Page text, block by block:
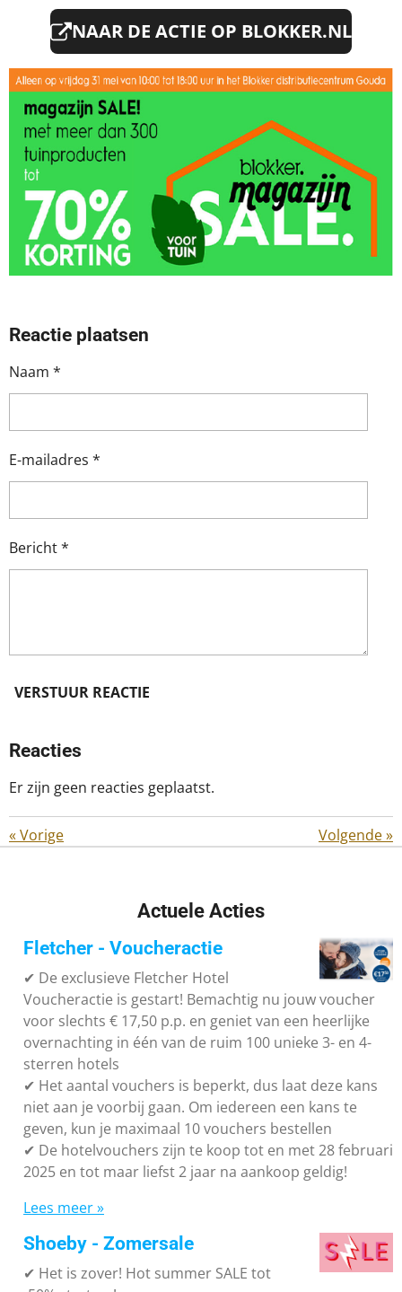
NAAR DE ACTIE OP BLOKKER.NL
Reactie plaatsen
Naam *
E-mailadres *
Bericht *
VERSTUUR REACTIE
Reacties
Er zijn geen reacties geplaatst.
«Vorige Volgende»
Actuele Acties
Fletcher - Voucheractie
✔ De exclusieve Fletcher Hotel
Voucheractie is gestart! Bemachtig nu jouw voucher
voor slechts € 17,50 p.p. en geniet van een heerlijke
overnachting in één van de ruim 100 unieke 3- en 4-
sterren hotels
✔ Het aantal vouchers is beperkt, dus laat deze kans
niet aan je voorbij gaan. Om iedereen een kans te
geven, kun je maximaal 10 vouchers bestellen
✔ De hotelvouchers zijn te koop tot en met 28 februari
2025 en tot maar liefst 2 jaar na aankoop geldig!
Lees meer »
Shoeby - Zomersale
✔ Het is zover! Hot summer SALE tot